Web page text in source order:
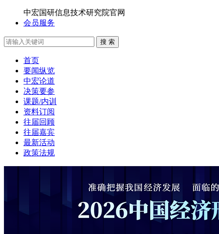
中宏国研信息技术研究院官网
会员服务
搜 索
首页
要闻纵览
中宏论道
决策要参
课题/内训
资料订阅
往届回顾
往届嘉宾
最新活动
政策法规